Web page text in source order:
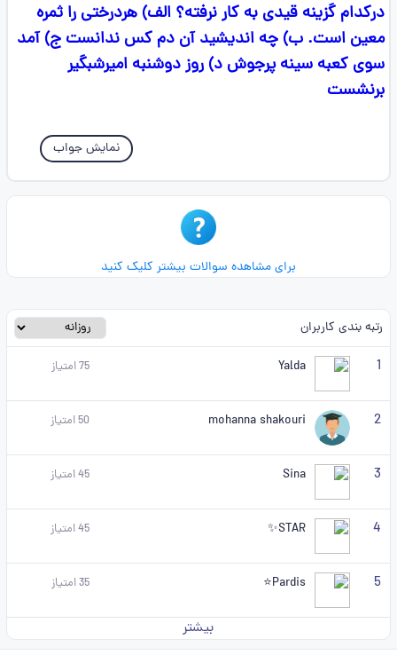
درکدام گزینه قیدی به کار نرفته؟ الف) هردرختی را ثمره
معین است. ب) چه اندیشید آن دم کس ندانست ج) آمد
سوی کعبه سینه پرجوش د) روز دوشنبه امیرشبگیر
برنشست
نمایش جواب
برای مشاهده سوالات بیشتر کلیک کنید
رتبه بندی کاربران
1
Yalda
75امتیاز
2
mohanna shakouri
50امتیاز
3
Sina
45امتیاز
4
STAR✨
45امتیاز
5
Pardis⭐
35امتیاز
بیشتر